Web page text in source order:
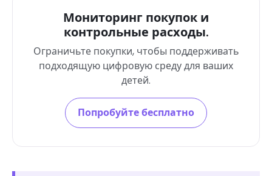
Мониторинг покупок и
контрольные расходы.
Ограничьте покупки, чтобы поддерживать
подходящую цифровую среду для ваших
детей.
Попробуйте бесплатно